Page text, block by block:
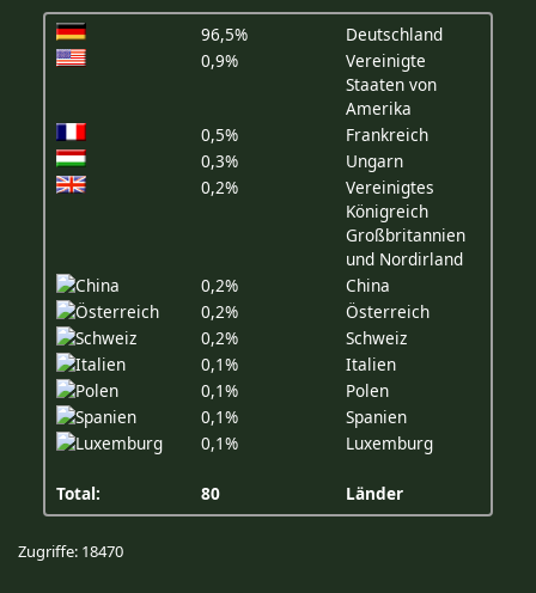
96,5%
Deutschland
0,9%
Vereinigte
Staaten von
Amerika
0,5%
Frankreich
0,3%
Ungarn
0,2%
Vereinigtes
Königreich
Großbritannien
und Nordirland
0,2%
China
0,2%
Österreich
0,2%
Schweiz
0,1%
Italien
0,1%
Polen
0,1%
Spanien
0,1%
Luxemburg
Total: 80 Länder
Zugriffe: 18470